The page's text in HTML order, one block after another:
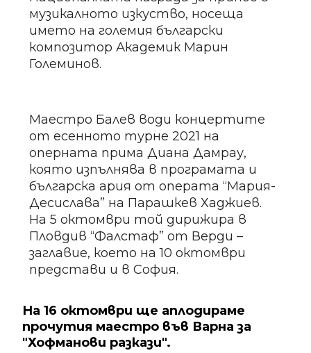
музикалното изкуство, носеща
името на големия български
композитор Академик Марин
Големинов.
Маестро Балев води концертите
от есенното турне 2021 на
оперната прима Диана Дамрау,
която изпълнява в програмата и
българска ария от операта “Мария-
Десислава” на Парашкев Хаджиев.
На 5 октомври той дирижира в
Пловдив “Фалстаф” от Верди –
заглавие, което на 10 октомври
представи и в София.
На 16 октомври ще аплодираме
прочутия маестро във Варна за
"Хофманови разкази".